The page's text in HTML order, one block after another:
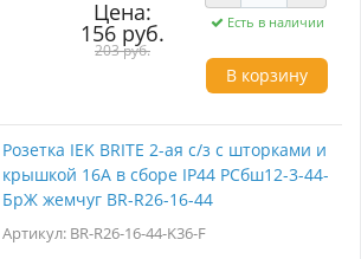
обеспечивает долговечность и безопасность в
эксплуатации. Эстетичный жемчужный цвет
подходит для любого интерьера, добавляя ему
изящности. Устройство легко устанавливается
и имеет компактные размеры, что делает его
ограниченных пространствах. Отсутствие
для подключения маломощных приборов.
Надежная защита от перегрева и
механических повреждений гарантирует
безопасное использование в домашних
условиях.
Цена:
156 руб.
203 руб.
Есть в наличии
В корзину
Розетка IEK BRITE 2-ая с/з с шторками и
крышкой 16А в сборе IP44 РСбш12-3-44-
БрЖ жемчуг BR-R26-16-44
Артикул: BR-R26-16-44-K36-F